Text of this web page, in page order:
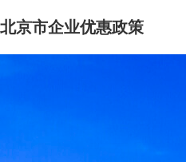
北京市企业优惠政策